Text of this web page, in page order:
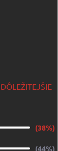
(38%)
(44%)